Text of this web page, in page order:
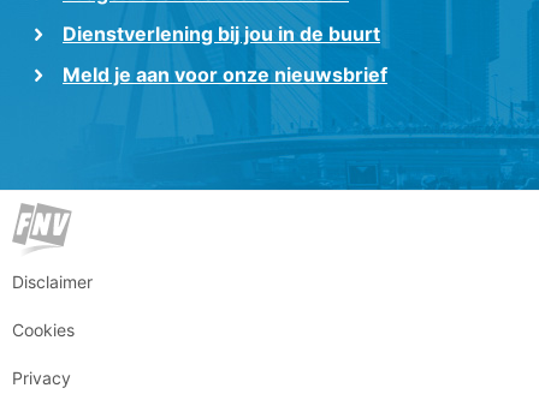
Dienstverlening bij jou in de buurt
Meld je aan voor onze nieuwsbrief
Disclaimer
Cookies
Privacy